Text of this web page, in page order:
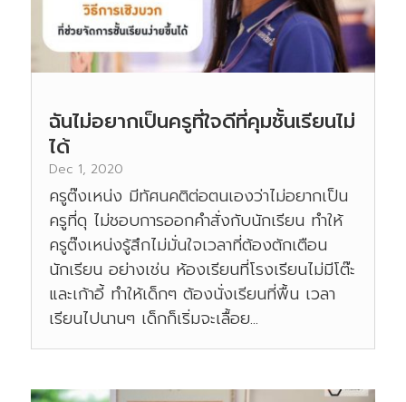
ฉันไม่อยากเป็นครูที่ใจดีที่คุมชั้นเรียนไม่
ได้
Dec 1, 2020
ครูต๊งเหน่ง มีทัศนคติต่อตนเองว่าไม่อยากเป็น
ครูที่ดุ ไม่ชอบการออกคำสั่งกับนักเรียน ทำให้
ครูต๊งเหน่งรู้สึกไม่มั่นใจเวลาที่ต้องตักเตือน
นักเรียน อย่างเช่น ห้องเรียนที่โรงเรียนไม่มีโต๊ะ
และเก้าอี้ ทำให้เด็กๆ ต้องนั่งเรียนที่พื้น เวลา
เรียนไปนานๆ เด็กก็เริ่มจะเลื้อย...